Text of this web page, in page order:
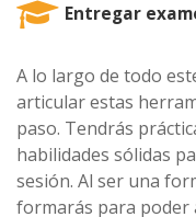
Entregar
A lo largo de todo
articular estas
paso. Tendrás
habilidades sólidas
sesión. Al ser una
formarás para poder